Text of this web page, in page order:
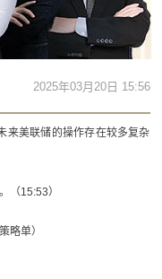
2025年03月20日 15:56
来美联储的操作存在较多复杂
（15:53）
略单）